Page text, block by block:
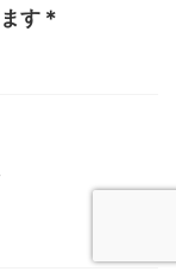
す＊